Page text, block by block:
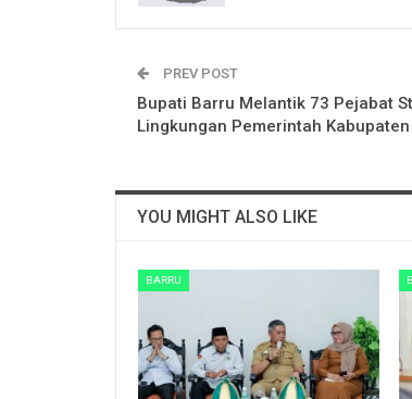
PREV POST
Bupati Barru Melantik 73 Pejabat
Lingkungan Pemerintah
YOU MIGHT ALSO LIKE
BARRU